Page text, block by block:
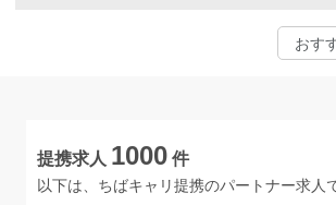
提携求人 1000 件
以下は、ちばキャリ提携のパートナー求人